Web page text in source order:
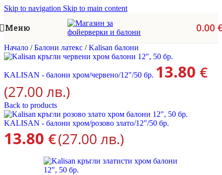
Skip to navigation Skip to main content
Меню 0.00
Начало / Балони латекс / Kalisan балони
KALISAN - балони хром/червено/12"/50 бр. 13.80 €
(27.00 лв.)
Back to products
KALISAN - балони хром/розово злато/12"/50 бр.
13.80 €(27.00 лв.)